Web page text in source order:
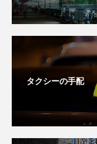
タクシーの手配